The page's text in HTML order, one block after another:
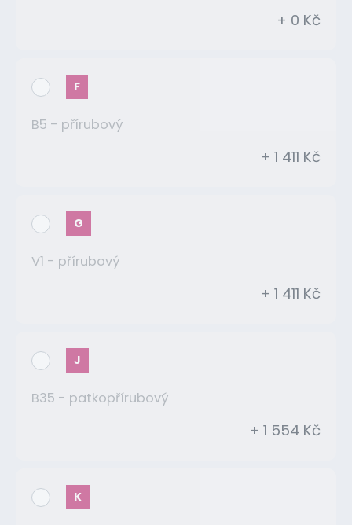
+ 0 Kč
F
B5 - přírubový
+ 1 411 Kč
G
V1 - přírubový
+ 1 411 Kč
J
B35 - patkopřírubový
+ 1 554 Kč
K